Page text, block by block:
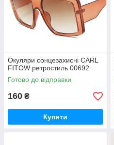
Окуляри сонцезахисні CARL
FITOW ретростиль 00692
Готово до відправки
160 ₴
Купити